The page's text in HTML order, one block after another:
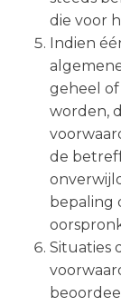
die voor
Indien
geheel
worden,
de
bepaling
Situaties